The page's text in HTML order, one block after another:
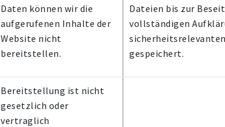
Daten können wir die
aufgerufenen Inhalte der
Website nicht
bereitstellen.
Dateien bis zur
vollständigen
gespeichert.
Bereitstellung ist nicht
gesetzlich oder
vertraglich